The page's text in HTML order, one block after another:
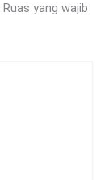
Ruas yang wajib